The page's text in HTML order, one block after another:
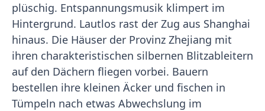
plüschig. Entspannungsmusik klimpert im
Hintergrund. Lautlos rast der Zug aus Shanghai
hinaus. Die Häuser der Provinz Zhejiang mit
ihren charakteristischen silbernen Blitzableitern
auf den Dächern fliegen vorbei. Bauern
bestellen ihre kleinen Äcker und fischen in
Tümpeln nach etwas Abwechslung im